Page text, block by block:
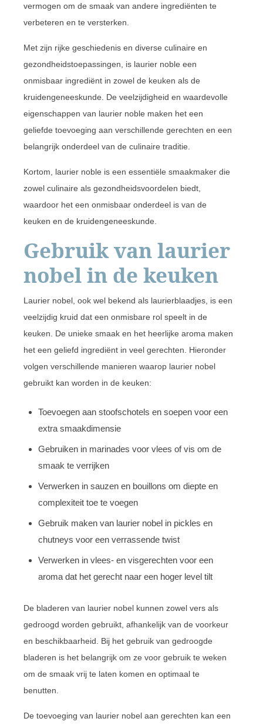
vermogen om de smaak van andere ingrediënten te
verbeteren en te versterken.
Met zijn rijke geschiedenis en diverse culinaire en
gezondheidstoepassingen, is laurier noble een
onmisbaar ingrediënt in zowel de keuken als de
kruidengeneeskunde. De veelzijdigheid en waardevolle
eigenschappen van laurier noble maken het een
geliefde toevoeging aan verschillende gerechten en een
belangrijk onderdeel van de culinaire traditie.
Kortom, laurier noble is een essentiële smaakmaker die
zowel culinaire als gezondheidsvoordelen biedt,
waardoor het een onmisbaar onderdeel is van de
keuken en de kruidengeneeskunde.
Gebruik van laurier
nobel in de keuken
Laurier nobel, ook wel bekend als laurierblaadjes, is een
veelzijdig kruid dat een onmisbare rol speelt in de
keuken. De unieke smaak en het heerlijke aroma maken
het een geliefd ingrediënt in veel gerechten. Hieronder
volgen verschillende manieren waarop laurier nobel
gebruikt kan worden in de keuken:
Toevoegen aan stoofschotels en soepen voor een
extra smaakdimensie
Gebruiken in marinades voor vlees of vis om de
smaak te verrijken
Verwerken in sauzen en bouillons om diepte en
complexiteit toe te voegen
Gebruik maken van laurier nobel in pickles en
chutneys voor een verrassende twist
Verwerken in vlees- en visgerechten voor een
aroma dat het gerecht naar een hoger level tilt
De bladeren van laurier nobel kunnen zowel vers als
gedroogd worden gebruikt, afhankelijk van de voorkeur
en beschikbaarheid. Bij het gebruik van gedroogde
bladeren is het belangrijk om ze voor gebruik te weken
om de smaak vrij te laten komen en optimaal te
benutten.
De toevoeging van laurier nobel aan gerechten kan een